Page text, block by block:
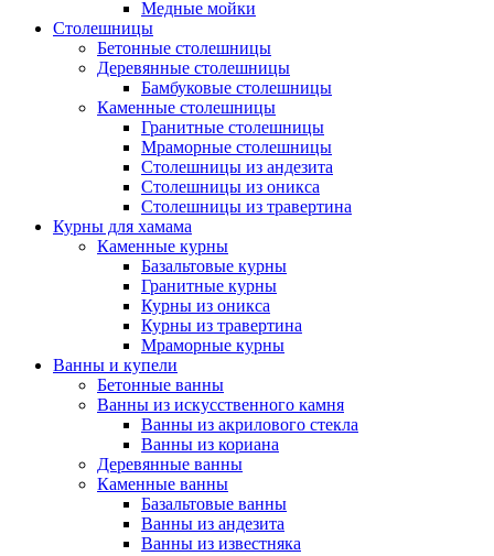
Медные мойки
Столешницы
Бетонные столешницы
Деревянные столешницы
Бамбуковые столешницы
Каменные столешницы
Гранитные столешницы
Мраморные столешницы
Столешницы из андезита
Столешницы из оникса
Столешницы из травертина
Курны для хамама
Каменные курны
Базальтовые курны
Гранитные курны
Курны из оникса
Курны из травертина
Мраморные курны
Ванны и купели
Бетонные ванны
Ванны из искусственного камня
Ванны из акрилового стекла
Ванны из кориана
Деревянные ванны
Каменные ванны
Базальтовые ванны
Ванны из андезита
Ванны из известняка